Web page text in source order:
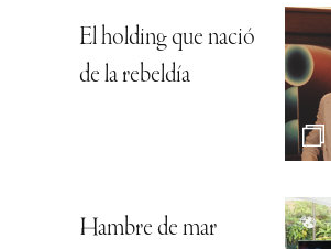
El holding que nació
de la rebeldía
Hambre de mar